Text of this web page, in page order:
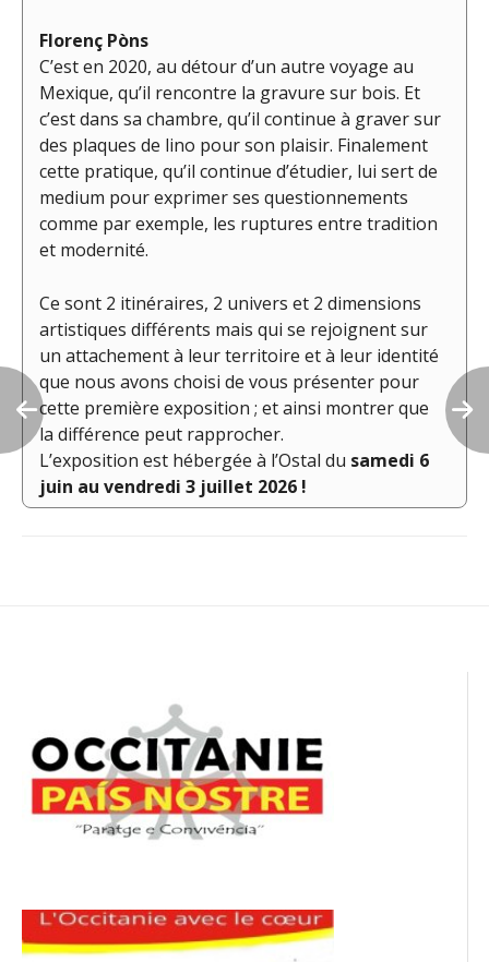
Florenç Pòns
C’est en 2020, au détour d’un autre voyage au
Mexique, qu’il rencontre la gravure sur bois. Et
c’est dans sa chambre, qu’il continue à graver sur
des plaques de lino pour son plaisir. Finalement
cette pratique, qu’il continue d’étudier, lui sert de
medium pour exprimer ses questionnements
comme par exemple, les ruptures entre tradition
et modernité.
Ce sont 2 itinéraires, 2 univers et 2 dimensions
artistiques différents mais qui se rejoignent sur
un attachement à leur territoire et à leur identité
que nous avons choisi de vous présenter pour
cette première exposition ; et ainsi montrer que
la différence peut rapprocher.
L’exposition est hébergée à l’Ostal du samedi 6
juin au vendredi 3 juillet 2026 !